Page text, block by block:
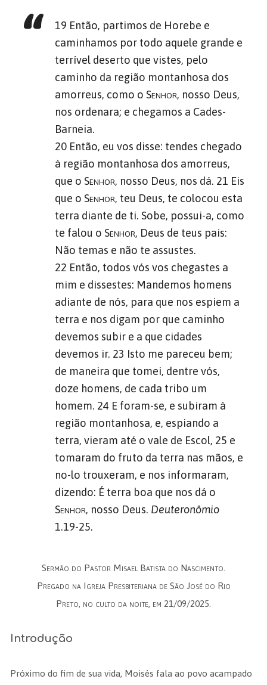
19 Então, partimos de Horebe e
caminhamos por todo aquele grande e
terrível deserto que vistes, pelo
caminho da região montanhosa dos
amorreus, como o Senhor, nosso Deus,
nos ordenara; e chegamos a Cades-
Barneia.
20 Então, eu vos disse: tendes chegado
à região montanhosa dos amorreus,
que o Senhor, nosso Deus, nos dá. 21 Eis
que o Senhor, teu Deus, te colocou esta
terra diante de ti. Sobe, possui-a, como
te falou o Senhor, Deus de teus pais:
Não temas e não te assustes.
22 Então, todos vós vos chegastes a
mim e dissestes: Mandemos homens
adiante de nós, para que nos espiem a
terra e nos digam por que caminho
devemos subir e a que cidades
devemos ir. 23 Isto me pareceu bem;
de maneira que tomei, dentre vós,
doze homens, de cada tribo um
homem. 24 E foram-se, e subiram à
região montanhosa, e, espiando a
terra, vieram até o vale de Escol, 25 e
tomaram do fruto da terra nas mãos, e
no-lo trouxeram, e nos informaram,
dizendo: É terra boa que nos dá o
Senhor, nosso Deus. Deuteronômio
1.19-25.
Sermão do Pastor Misael Batista do Nascimento.
Pregado na Igreja Presbiteriana de São José do Rio
Preto, no culto da noite, em 21/09/2025.
Introdução
Próximo do fim de sua vida, Moisés fala ao povo acampado